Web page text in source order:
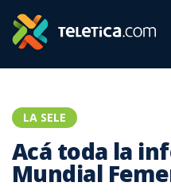
LA SELE
Acá toda la
Mundial